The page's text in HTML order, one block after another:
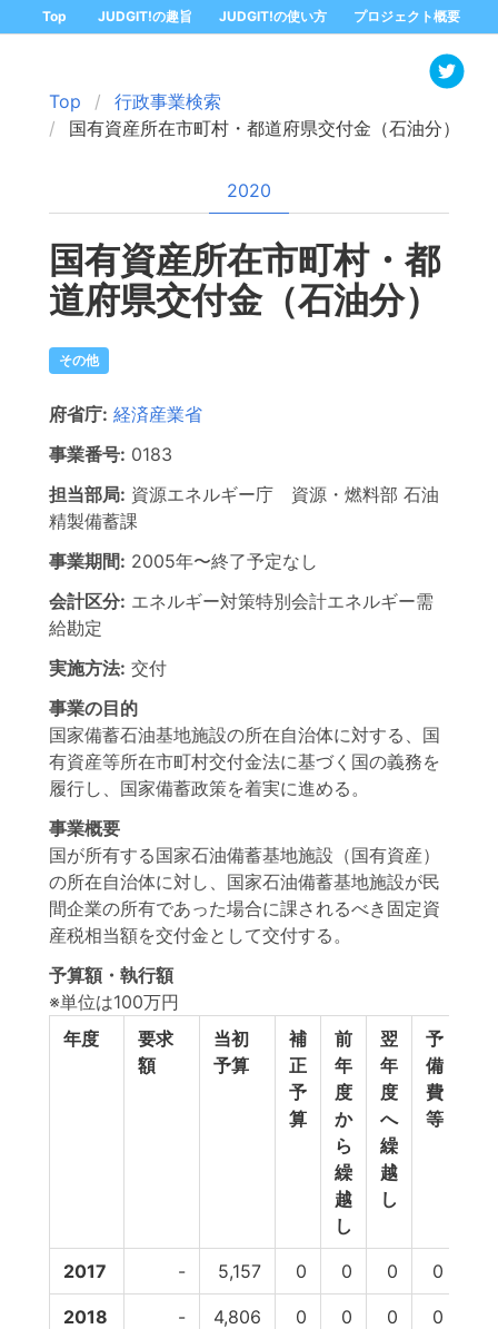
Top JUDGIT!の趣旨 JUDGIT!の使い方 プロジェクト概要
Top
行政事業検索
国有資産所在市町村・都道府県交付金（石油分）
2020
国有資産所在市町村・都
道府県交付金（石油分）
その他
府省庁: 経済産業省
事業番号: 0183
担当部局: 資源エネルギー庁 資源・燃料部 石油
精製備蓄課
事業期間: 2005年〜終了予定なし
会計区分: エネルギー対策特別会計エネルギー需
給勘定
実施方法: 交付
事業の目的
国家備蓄石油基地施設の所在自治体に対する、国
有資産等所在市町村交付金法に基づく国の義務を
履行し、国家備蓄政策を着実に進める。
事業概要
国が所有する国家石油備蓄基地施設（国有資産）
の所在自治体に対し、国家石油備蓄基地施設が民
間企業の所有であった場合に課されるべき固定資
産税相当額を交付金として交付する。
予算額・執行額
※単位は100万円
年度
要求
額
当初
予算
補
正
予
算
前
年
度
か
ら
繰
越
し
翌
年
度
へ
繰
越
し
予
備
費
等
2017 - 5,157 0 0 0 0
2018 - 4,806 0 0 0 0